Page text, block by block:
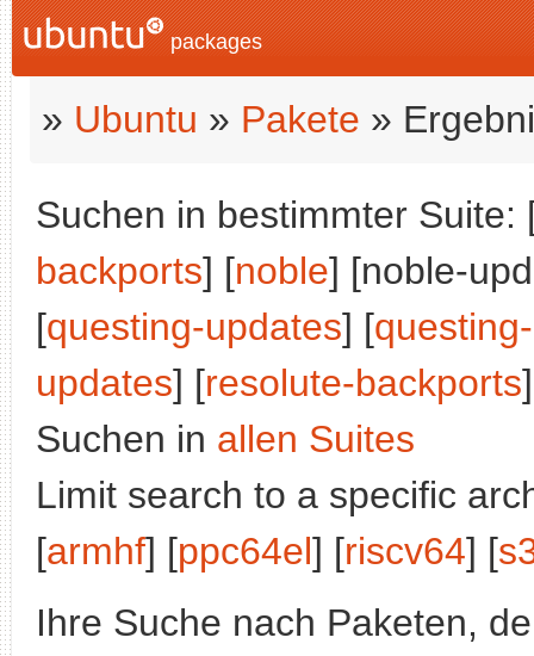
packages
» Ubuntu » Pakete »
Suchen in bestimmter Suite:
backports] [noble] [noble-
[questing-updates] [
updates] [resolute-backports
Suchen in allen Suites
Limit search to a specific
[armhf] [ppc64el] [riscv64] [
Ihre Suche nach Paketen,